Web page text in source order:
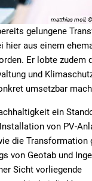
matthias moll,
gelungene
hier aus einem
Er lobte zudem
und
umsetzbar
ein
von PV-
die Transformation
von Geotab und
Sicht vorliegende